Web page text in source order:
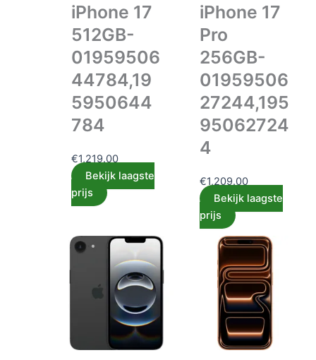
iPhone 17
512GB-
01959506
44784,19
5950644
784
€1,219.00
Bekijk laagste
prijs
iPhone 17
Pro
256GB-
01959506
27244,195
95062724
4
€1,209.00
Bekijk laagste
prijs